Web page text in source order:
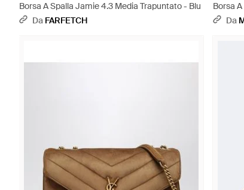
Borsa A Spalla Jamie 4.3 Media Trapuntato - Blu
Da FARFETCH
Borsa
Da